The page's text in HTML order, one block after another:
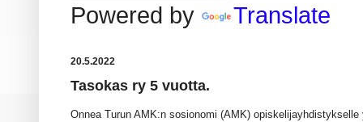
Powered by Translate
20.5.2022
Tasokas ry 5 vuotta.
Onnea Turun AMK:n sosionomi (AMK)